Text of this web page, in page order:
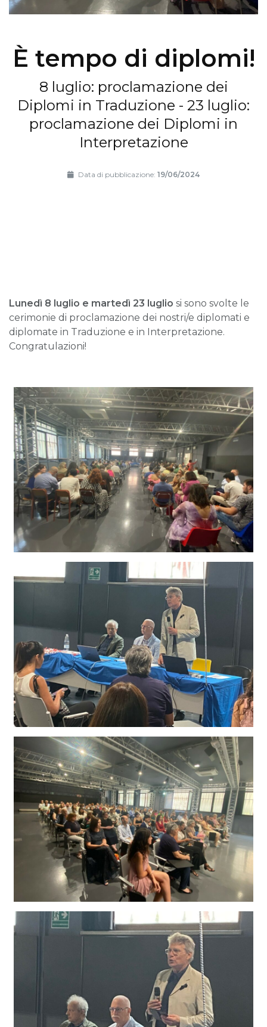
È tempo di diplomi!
8 luglio: proclamazione dei
Diplomi in Traduzione - 23 luglio:
proclamazione dei Diplomi in
Interpretazione
Data di pubblicazione: 19/06/2024
Lunedì 8 luglio e martedì 23 luglio si sono svolte le
cerimonie di proclamazione dei nostri/e diplomati e
diplomate in Traduzione e in Interpretazione.
Congratulazioni!